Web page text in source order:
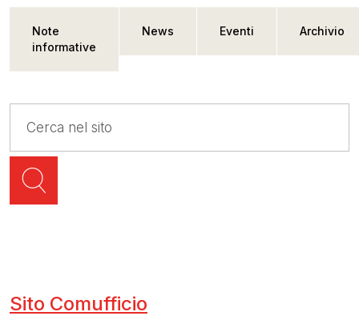
Note
informative
News Eventi Archivio
Sito Comufficio